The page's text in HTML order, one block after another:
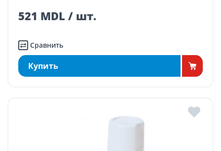
521 MDL / шт.
Сравнить
Купить